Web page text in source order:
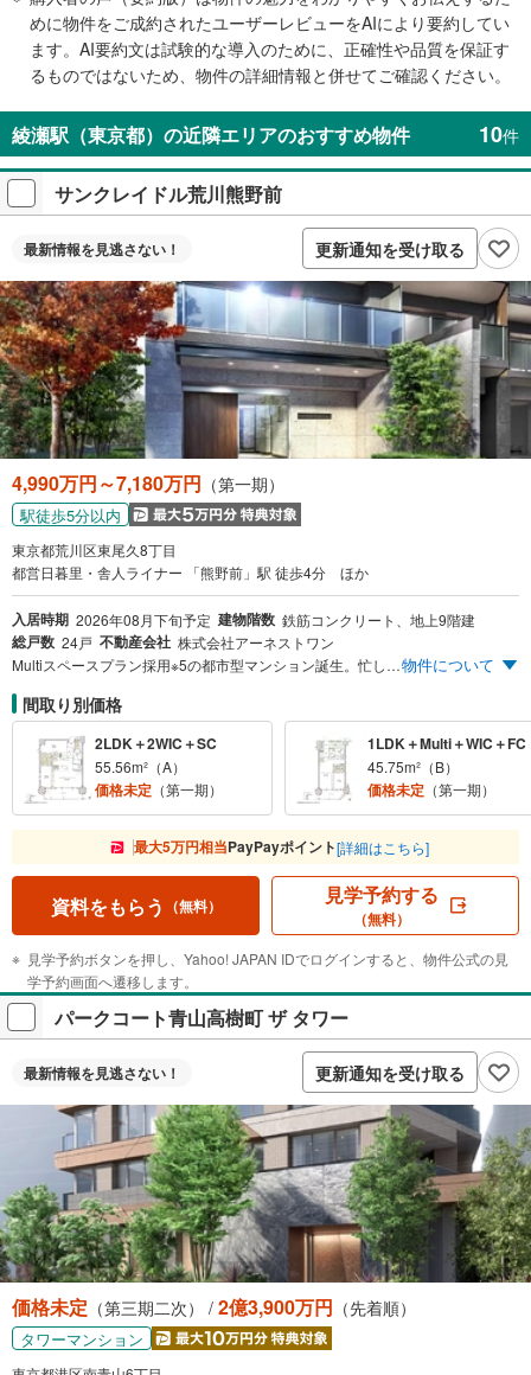
け
条
件
を
イ
ペ
ジ
に
保
存
す
る
めに物件をご成約されたユーザーレビューをAIにより要約してい
ます。AI要約文は試験的な導入のために、正確性や品質を保証す
るものではないため、物件の詳細情報と併せてご確認ください。
綾瀬駅（東京都）の近隣エリアのおすすめ物件 10件
サンクレイドル荒川熊野前
最新情報を見逃さない！ 更新通知を受け取る
4,990万円～7,180万円 （第一期）
駅徒歩5分以内
東京都荒川区東尾久8丁目
都営日暮里・舎人ライナー 「熊野前」駅 徒歩4分 ほか
入居時期 2026年08月下旬予定 建物階数 鉄筋コンクリート、地上9階建
総戸数 24戸 不動産会社 株式会社アーネストワン
Multiスペースプラン採用※5の都市型マンション誕生。忙しい毎日に、駅近という余裕を。 JR山手線・京浜東北線、東京メトロ千代田線、日暮里・舎人ライナー「西日暮里」駅 直通3分※1 日暮里・舎人ライナー、東京さくらトラム（都電荒川線）「熊野前」駅 徒歩4分※2 「日暮里」駅より「成田空港」駅 まで55分※3 「東京」駅 まで22分※4 多用な使い方を享受 一部Multi PLAN採用※5 全邸南東向き 第一期販売価格 南東向き角住戸 1LDK/4,900万円台～※100万円単位 JR「上野」駅徒歩3分にてマンションギャラリーオープン 来場予約受付中 現地案内開催中！（予約制）先着順申込受付中！ ※1 「西日暮里」駅へ3分（3分）:日暮里・舎人ライナー利用。日中平常時も同じ。 ※2 日暮里・舎人ライナー「熊野前」駅（約318m） ※3 日暮里・舎人ライナー利用、「日暮里」駅で京成特急スカイライナーに乗り換え。日中平常時は50分。 ※4 日暮里・舎人ライナー利用、「日暮里」駅下車、徒歩でJR「日暮里」駅へ、JR山手線外回りに乗換え。日中平常時は22分。 ※5 Multi:マルチスペース（Bタイプ・Cタイプのみ）物件について
間取り別価格
2LDK＋2WIC＋SC
55.56m²（A）
価格未定 （第一期）
1LDK＋Multi＋WIC＋FC
45.75m²（B）
価格未定 （第一期）
最大5万円相当PayPayポイント[詳細はこちら]
資料をもらう （無料） 見学予約する
（無料）
見学予約ボタンを押し、Yahoo! JAPAN IDでログインすると、物件公式の見
学予約画面へ遷移します。
パークコート青山高樹町 ザ タワー
最新情報を見逃さない！ 更新通知を受け取る
価格未定 （第三期二次） / 2億3,900万円 （先着順）
タワーマンション